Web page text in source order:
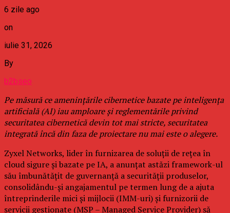
6 zile ago
on
iulie 31, 2026
By
b2bseo
Pe măsură ce amenințările cibernetice bazate pe inteligența
artificială (AI) iau amploare și reglementările privind
securitatea cibernetică devin tot mai stricte, securitatea
integrată încă din faza de proiectare nu mai este o alegere.
Zyxel Networks, lider în furnizarea de soluții de rețea în
cloud sigure și bazate pe IA, a anunțat astăzi framework-ul
său îmbunătățit de guvernanță a securității produselor,
consolidându-și angajamentul pe termen lung de a ajuta
întreprinderile mici și mijlocii (IMM-uri) și furnizorii de
servicii gestionate (MSP – Managed Service Provider) să